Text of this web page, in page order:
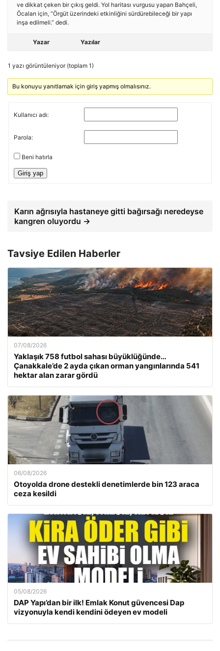
ve dikkat çeken bir çıkış geldi. Yol haritası vurgusu yapan Bahçeli,
Öcalan için, “Örgüt üzerindeki etkinliğini sürdürebileceği bir yapı
inşa edilmeli.” dedi.
Yazar Yazılar
1 yazı görüntüleniyor (toplam 1)
Bu konuyu yanıtlamak için giriş yapmış olmalısınız.
Kullanıcı adı:
Parola:
Beni hatırla
Giriş yap
Karın ağrısıyla hastaneye gitti bağırsağı neredeyse
kangren oluyordu →
Tavsiye Edilen Haberler
07/08/2026
Yaklaşık 758 futbol sahası büyüklüğünde…
Çanakkale’de 2 ayda çıkan orman yangınlarında 541
hektar alan zarar gördü
06/08/2026
Otoyolda drone destekli denetimlerde bin 123 araca
ceza kesildi
05/08/2026
DAP Yapı’dan bir ilk! Emlak Konut güvencesi Dap
vizyonuyla kendi kendini ödeyen ev modeli